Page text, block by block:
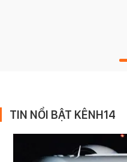
TIN NỔI BẬT KÊNH14